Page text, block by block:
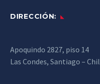
DIRECCIÓN:
Apoquindo 2827, piso 14
Las Condes, Santiago –